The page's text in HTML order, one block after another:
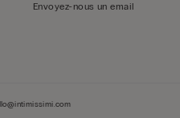
Envoyez-nous un email